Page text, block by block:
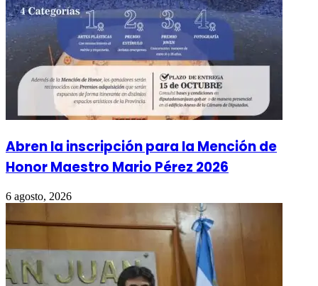
Abren la inscripción para la Mención de
Honor Maestro Mario Pérez 2026
6 agosto, 2026